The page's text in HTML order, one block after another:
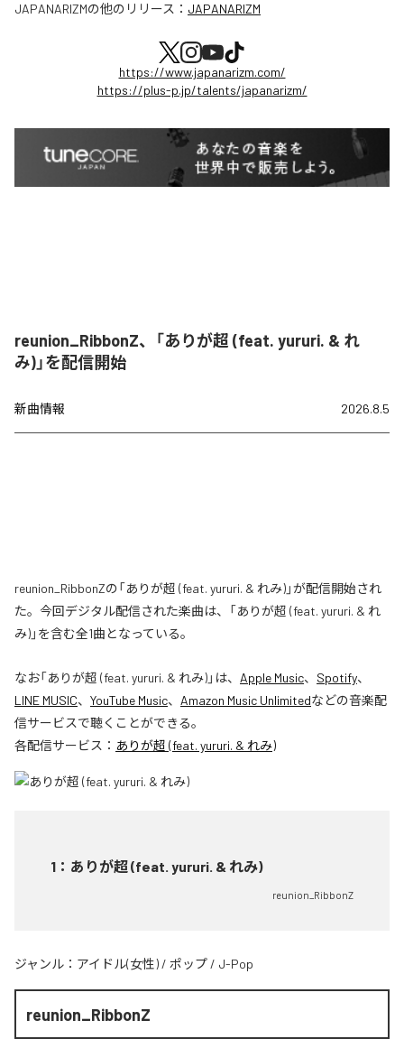
JAPANARIZMの他のリリース： JAPANARIZM
https://www.japanarizm.com/
https://plus-p.jp/talents/japanarizm/
reunion_RibbonZ、「ありが超 (feat. yururi. & れ
み)」を配信開始
新曲情報 2026.8.5
reunion_RibbonZの「ありが超 (feat. yururi. & れみ)」が配信開始され
た。今回デジタル配信された楽曲は、「ありが超 (feat. yururi. & れ
み)」を含む全1曲となっている。
なお「ありが超 (feat. yururi. & れみ)」は、 Apple Music、 Spotify、
LINE MUSIC、 YouTube Music、 Amazon Music Unlimitedなどの音楽配
信サービスで聴くことができる。
各配信サービス： ありが超 (feat. yururi. & れみ)
1 ： ありが超 (feat. yururi. & れみ)
reunion_RibbonZ
ジャンル： アイドル(女性) / ポップ / J-Pop
reunion_RibbonZ